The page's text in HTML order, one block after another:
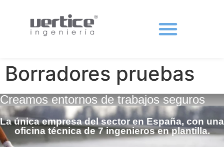
Borradores pruebas
Creamos entornos de trabajos seguros
La única empresa del sector en España, con una
oficina técnica de 7 ingenieros en plantilla.